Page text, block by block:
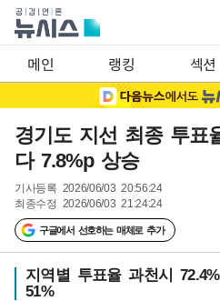
메인 랭킹 섹션
경기도 지선 최종 투표
다 7.8%p 상승
기사등록 2026/06/03 20:56:24
최종수정 2026/06/03 21:24:24
구글에서 선호하는 매체로 추가
지역별 투표율 과천시
51%